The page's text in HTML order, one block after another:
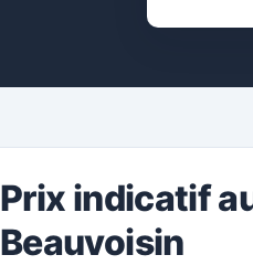
Prix indicatif
Beauvoisin